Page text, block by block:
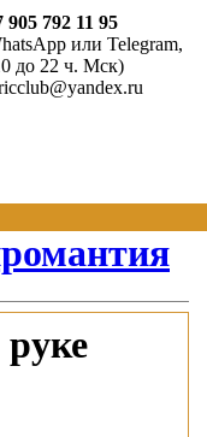
905 792 11 95
или Telegram,
до 22 ч. Мск)